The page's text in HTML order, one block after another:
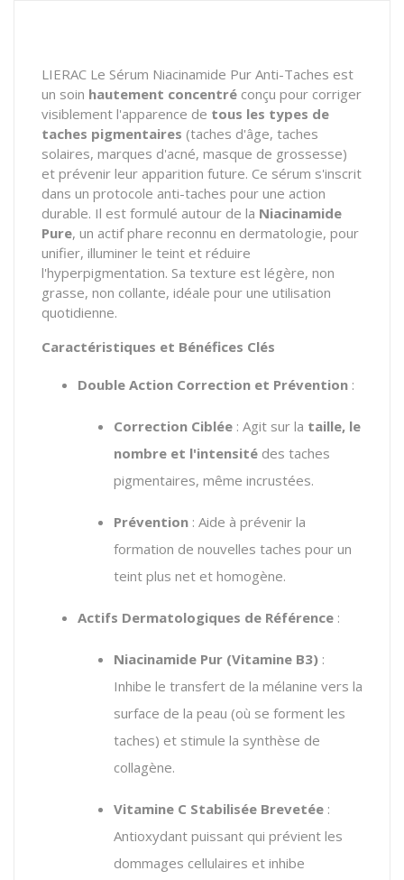
LIERAC Le Sérum Niacinamide Pur Anti-Taches est
un soin hautement concentré conçu pour corriger
visiblement l'apparence de tous les types de
taches pigmentaires (taches d'âge, taches
solaires, marques d'acné, masque de grossesse)
et prévenir leur apparition future. Ce sérum s'inscrit
dans un protocole anti-taches pour une action
durable. Il est formulé autour de la Niacinamide
Pure, un actif phare reconnu en dermatologie, pour
unifier, illuminer le teint et réduire
l'hyperpigmentation. Sa texture est légère, non
grasse, non collante, idéale pour une utilisation
quotidienne.
Caractéristiques et Bénéfices Clés
Double Action Correction et Prévention :
Correction Ciblée : Agit sur la taille, le
nombre et l'intensité des taches
pigmentaires, même incrustées.
Prévention : Aide à prévenir la
formation de nouvelles taches pour un
teint plus net et homogène.
Actifs Dermatologiques de Référence :
Niacinamide Pur (Vitamine B3) :
Inhibe le transfert de la mélanine vers la
surface de la peau (où se forment les
taches) et stimule la synthèse de
collagène.
Vitamine C Stabilisée Brevetée :
Antioxydant puissant qui prévient les
dommages cellulaires et inhibe